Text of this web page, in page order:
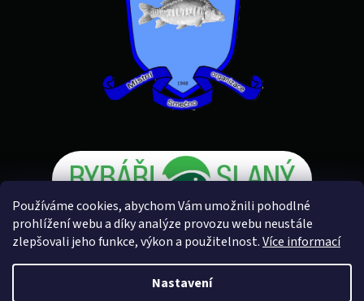
Používáme cookies, abychom Vám umožnili pohodlné
prohlížení webu a díky analýze provozu webu neustále
zlepšovali jeho funkce, výkon a použitelnost.Více informací
Nastavení